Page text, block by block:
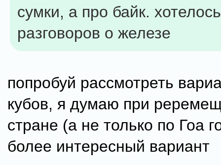
сумки, а про байк.
разговоров о железе
попробуй рассмотреть
кубов, я думаю при
стране (а не только по Гоа
более интересный вариант